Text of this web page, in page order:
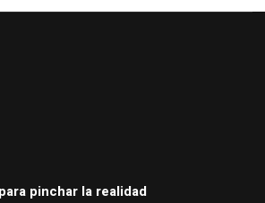
pinchar la realidad